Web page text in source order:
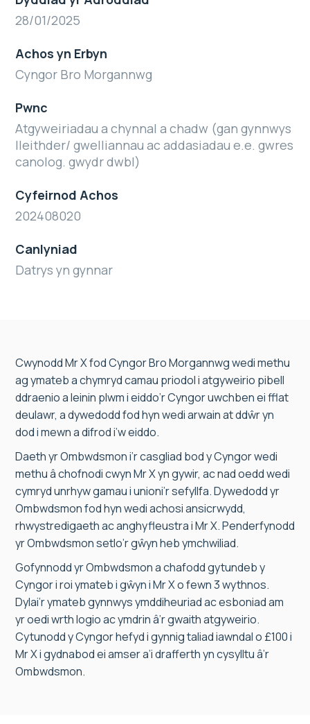
28/01/2025
Achos yn Erbyn
Cyngor Bro Morgannwg
Pwnc
Atgyweiriadau a chynnal a chadw (gan gynnwys
lleithder/ gwelliannau ac addasiadau e.e. gwres
canolog. gwydr dwbl)
Cyfeirnod Achos
202408020
Canlyniad
Datrys yn gynnar
Cwynodd Mr X fod Cyngor Bro Morgannwg wedi methu
ag ymateb a chymryd camau priodol i atgyweirio pibell
ddraenio a leinin plwm i eiddo’r Cyngor uwchben ei fflat
deulawr, a dywedodd fod hyn wedi arwain at ddŵr yn
dod i mewn a difrod i’w eiddo.
Daeth yr Ombwdsmon i’r casgliad bod y Cyngor wedi
methu â chofnodi cwyn Mr X yn gywir, ac nad oedd wedi
cymryd unrhyw gamau i unioni’r sefyllfa. Dywedodd yr
Ombwdsmon fod hyn wedi achosi ansicrwydd,
rhwystredigaeth ac anghyfleustra i Mr X. Penderfynodd
yr Ombwdsmon setlo’r gŵyn heb ymchwiliad.
Gofynnodd yr Ombwdsmon a chafodd gytundeb y
Cyngor i roi ymateb i gŵyn i Mr X o fewn 3 wythnos.
Dylai’r ymateb gynnwys ymddiheuriad ac esboniad am
yr oedi wrth logio ac ymdrin â’r gwaith atgyweirio.
Cytunodd y Cyngor hefyd i gynnig taliad iawndal o £100 i
Mr X i gydnabod ei amser a’i drafferth yn cysylltu â’r
Ombwdsmon.